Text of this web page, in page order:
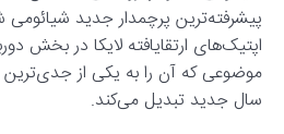
پیشرفته‌ترین پرچمدار جدید شیائومی
اپتیک‌های ارتقایافته لایکا در بخش
موضوعی که آن را به یکی از
سال جدید تبدیل می‌کند.